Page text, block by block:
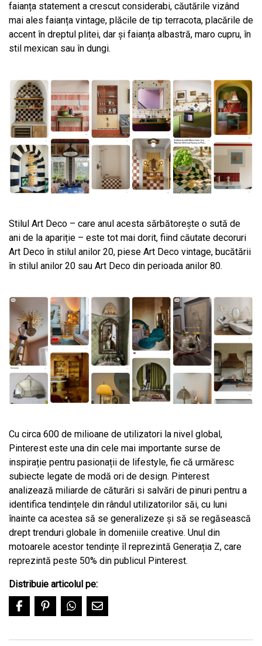
faianța statement a crescut considerabi, căutările vizând
mai ales faianța vintage, plăcile de tip terracota, placările de
accent în dreptul plitei, dar și faianța albastră, maro cupru, în
stil mexican sau în dungi.
Stilul Art Deco – care anul acesta sărbătorește o sută de
ani de la apariție – este tot mai dorit, fiind căutate decoruri
Art Deco în stilul anilor 20, piese Art Deco vintage, bucătării
în stilul anilor 20 sau Art Deco din perioada anilor 80.
Cu circa 600 de milioane de utilizatori la nivel global,
Pinterest este una din cele mai importante surse de
inspirație pentru pasionații de lifestyle, fie că urmăresc
subiecte legate de modă ori de design. Pinterest
analizează miliarde de căturări si salvări de pinuri pentru a
identifica tendințele din rândul utilizatorilor săi, cu luni
înainte ca acestea să se generalizeze și să se regăsească
drept trenduri globale în domeniile creative. Unul din
motoarele acestor tendințe îl reprezintă Generația Z, care
reprezintă peste 50% din publicul Pinterest.
Distribuie articolul pe: